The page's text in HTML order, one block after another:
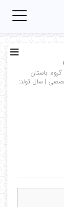
باستان
| سال تولد: